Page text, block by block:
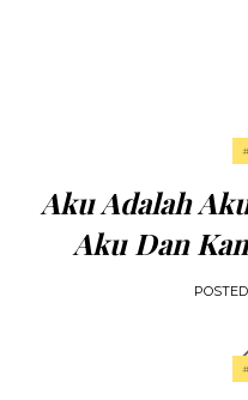
Aku Adalah
Aku Dan